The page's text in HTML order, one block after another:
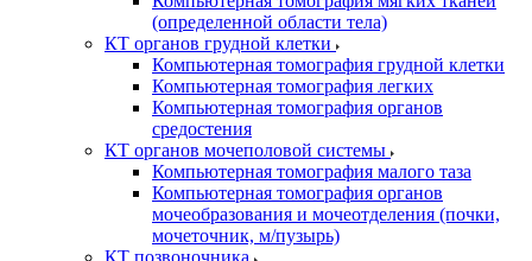
(определенной области тела)
КТ органов грудной клетки
Компьютерная томография грудной клетки
Компьютерная томография легких
Компьютерная томография органов
средостения
КТ органов мочеполовой системы
Компьютерная томография малого таза
Компьютерная томография органов
мочеобразования и мочеотделения (почки,
мочеточник, м/пузырь)
КТ позвоночника